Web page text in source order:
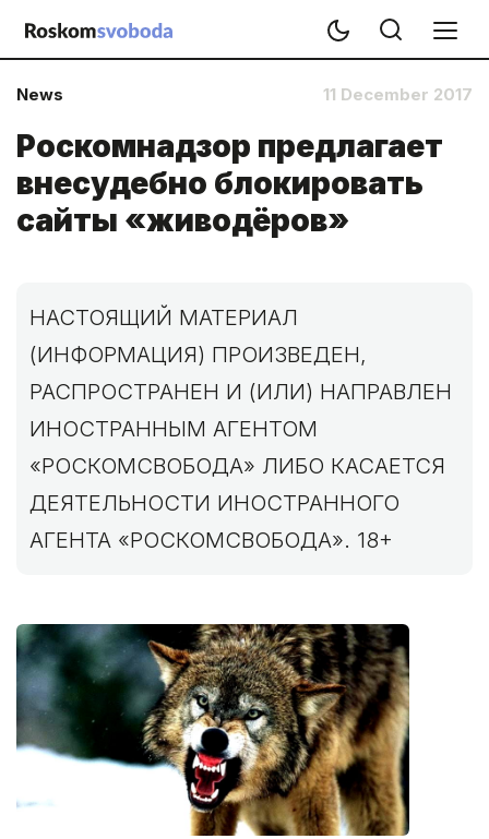
News 11 December 2017
Роскомнадзор предлагает
внесудебно блокировать
сайты «живодёров»
НАСТОЯЩИЙ МАТЕРИАЛ
(ИНФОРМАЦИЯ) ПРОИЗВЕДЕН,
РАСПРОСТРАНЕН И (ИЛИ) НАПРАВЛЕН
ИНОСТРАННЫМ АГЕНТОМ
«РОСКОМСВОБОДА» ЛИБО КАСАЕТСЯ
ДЕЯТЕЛЬНОСТИ ИНОСТРАННОГО
АГЕНТА «РОСКОМСВОБОДА». 18+